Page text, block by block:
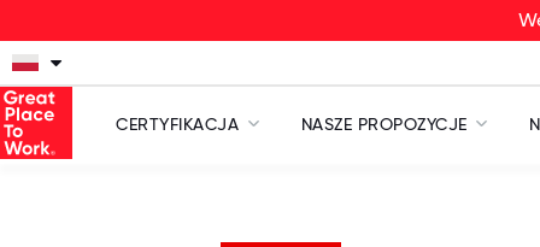
CERTYFIKACJA NASZE PROPOZYCJE